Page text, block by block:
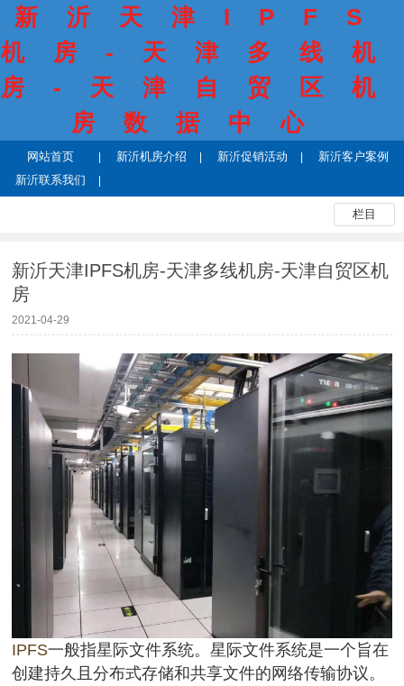
新沂天津IPFS
机房-天津多线机
房-天津自贸区机
房数据中心
网站首页 新沂机房介绍 新沂促销活动
新沂客户案例
新沂联系我们
栏目
新沂天津IPFS机房-天津多线机房-天津自贸区机
房
2021-04-29
IPFS一般指星际文件系统。星际文件系统是一个旨在
创建持久且分布式存储和共享文件的网络传输协议。